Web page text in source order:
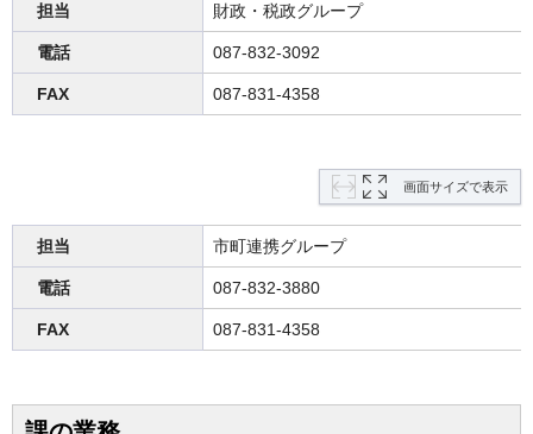
担当 財政・税政グループ
電話 087-832-3092
FAX 087-831-4358
画面サイズで表示
担当 市町連携グループ
電話 087-832-3880
FAX 087-831-4358